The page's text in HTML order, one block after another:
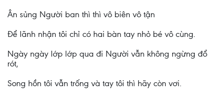
Ân sủng Người ban thì thì vô biên vô tận
Ðể lãnh nhận tôi chỉ có hai bàn tay nhỏ bé vô cùng.
Ngày ngày lớp lớp qua đi Người vẫn không ngừng đổ
rót,
Song hồn tôi vẫn trống và tay tôi thì hãy còn vơi.